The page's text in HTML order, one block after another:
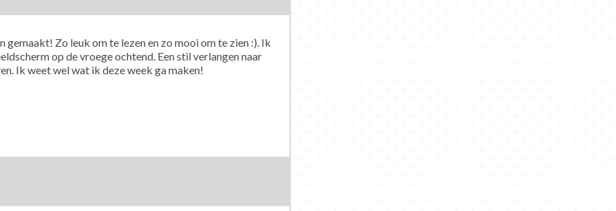
gemaakt! Zo leuk om te lezen en zo mooi om te zien :). Ik
op de vroege ochtend. Een stil verlangen naar
Ik weet wel wat ik deze week ga maken!